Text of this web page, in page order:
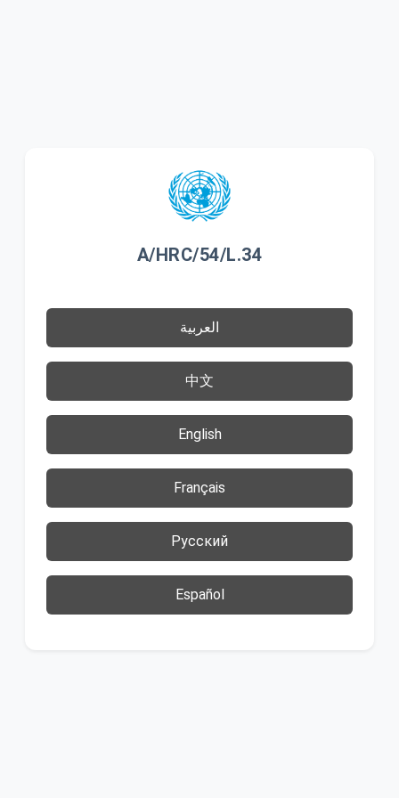
A/HRC/54/L.34
العربية
中文
English
Français
Русский
Español